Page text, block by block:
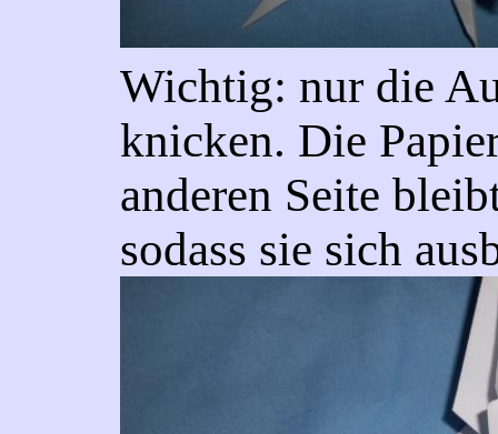
Wichtig: nur die
knicken. Die
anderen Seite
sodass sie sich